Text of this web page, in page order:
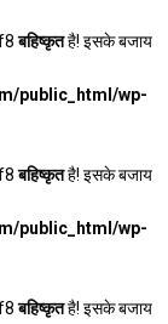
बहिष्कृतहै! इसके बजाय
public_html/wp-
बहिष्कृतहै! इसके बजाय
public_html/wp-
बहिष्कृतहै! इसके बजाय